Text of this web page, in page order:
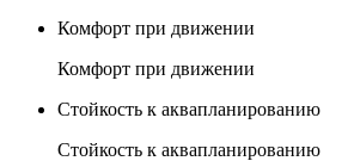
Комфорт при движении
Комфорт при движении
Стойкость к аквапланированию
Стойкость к аквапланированию